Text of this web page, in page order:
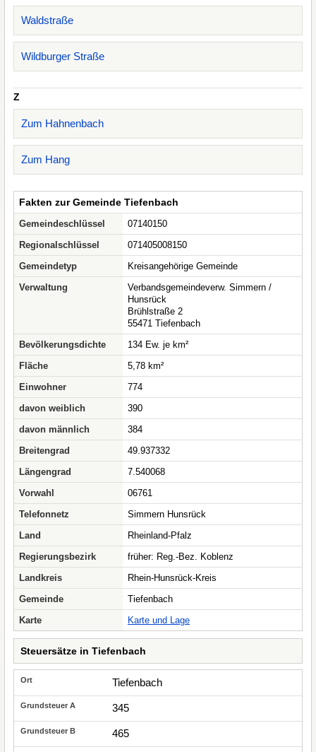
Waldstraße
Wildburger Straße
Z
Zum Hahnenbach
Zum Hang
Fakten zur Gemeinde Tiefenbach
Gemeindeschlüssel
07140150
Regionalschlüssel
071405008150
Gemeindetyp
Kreisangehörige Gemeinde
Verwaltung
Verbandsgemeindeverw. Simmern /
Hunsrück
Brühlstraße 2
55471 Tiefenbach
Bevölkerungsdichte
134 Ew. je km²
Fläche
5,78 km²
Einwohner
774
davon weiblich
390
davon männlich
384
Breitengrad
49.937332
Längengrad
7.540068
Vorwahl
06761
Telefonnetz
Simmern Hunsrück
Land
Rheinland-Pfalz
Regierungsbezirk
früher: Reg.-Bez. Koblenz
Landkreis
Rhein-Hunsrück-Kreis
Gemeinde
Tiefenbach
Karte
Karte und Lage
Steuersätze in Tiefenbach
Tiefenbach
345
465